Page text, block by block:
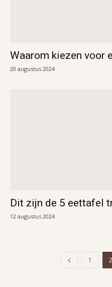
Waarom kiezen voor
20 augustus 2024
Dit zijn de 5 eettafel
12 augustus 2024
1 2